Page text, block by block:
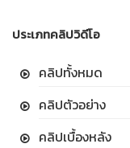
ประเภทคลิปวิดีโอ
คลิปทั้งหมด
คลิปตัวอย่าง
คลิปเบื้องหลัง